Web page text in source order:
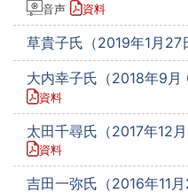
音声 資料
草貴子氏（2019年1月27
大内幸子氏（2018年9月
資料
太田千尋氏（2017年12
資料
吉田一弥氏（2016年11